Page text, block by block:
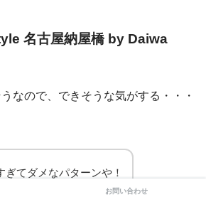
名古屋納屋橋 by Daiwa
なので、できそうな気がする・・・
ぎてダメなパターンや！
お問い合わせ